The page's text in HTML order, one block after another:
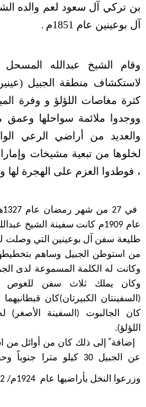
بن تركي آل سعود لعم والده
آل بوعينين عام 1851م
.
وقام الشيخ عبدالله
لاستكشاف منطقة الجبيل
كثرة مغاصات اللؤلؤ و وفرة
ووجدوا ملائمة سواحلها وعمق
والعديد من أراضي الرعي
لخلوها من تبعية مشيخات
، فوطدوا العزم على الهجرة لها
عام 1909م كانت سفينة الشيخ
طليعة سفن آل بوعينين التي وصلت
من استوطن الجبيل وساهم
وكانت له الكلمة المسموعة لدى
وكان يملك ثلاث سفن للغوص
(السفينتان الكبيرتان)كان
كان الجالبوت (السفينة الأصغر)
اللؤلؤ).
إضافة ً إلى ذلك كان من أوائل من
عن الجبيل 30 كيلو مترا
وزرعوا النخل بأراضيها عام 1924م/ 1342هـ